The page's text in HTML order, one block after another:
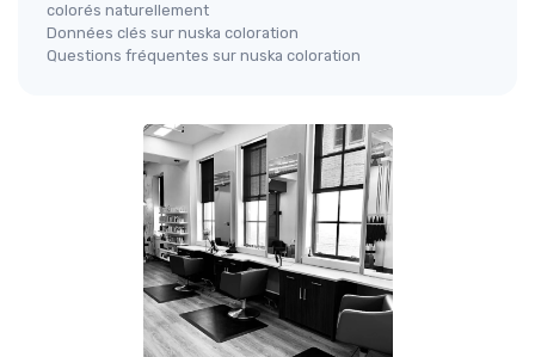
colorés naturellement
Données clés sur nuska coloration
Questions fréquentes sur nuska coloration